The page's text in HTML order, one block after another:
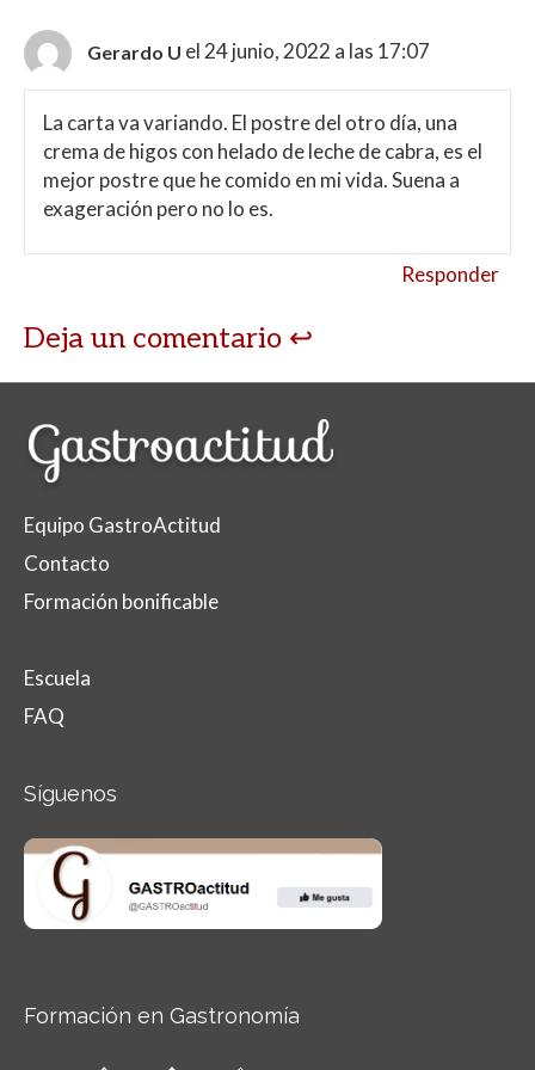
Gerardo U el 24 junio, 2022 a las 17:07
La carta va variando. El postre del otro día, una
crema de higos con helado de leche de cabra, es el
mejor postre que he comido en mi vida. Suena a
exageración pero no lo es.
Responder
Deja un comentario
Equipo GastroActitud
Contacto
Formación bonificable
Escuela
FAQ
Síguenos
Formación en Gastronomía